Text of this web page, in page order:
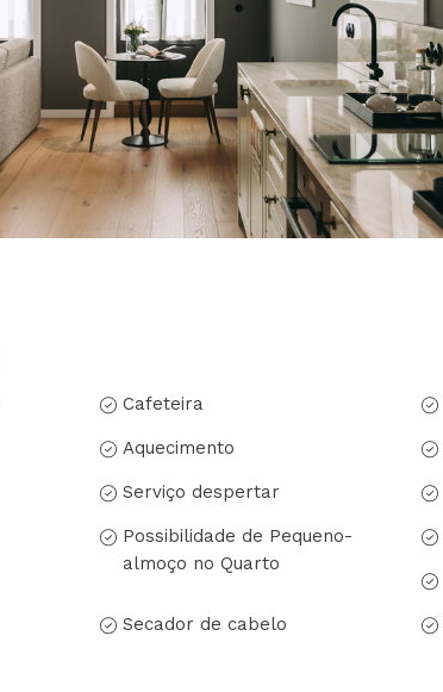
Cafeteira
Aquecimento
Serviço despertar
Possibilidade de Pequeno-
almoço no Quarto
Secador de cabelo